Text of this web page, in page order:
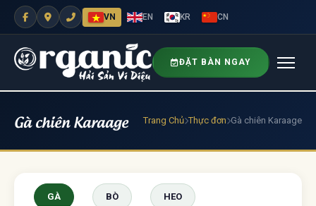
VN EN KR CN
ĐẶT BÀN NGAY
Gà chiên Karaage Trang Chủ Thực đơn Gà chiên Karaage
GÀ BÒ HEO